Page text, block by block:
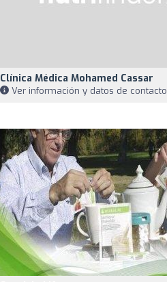
Clínica Médica Mohamed Cassar
Ver información y datos de contacto